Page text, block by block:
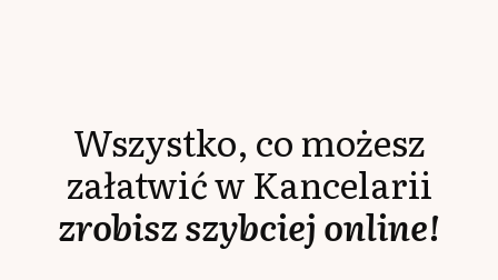
Wszystko, co możesz
załatwić w Kancelarii
zrobisz szybciej online!